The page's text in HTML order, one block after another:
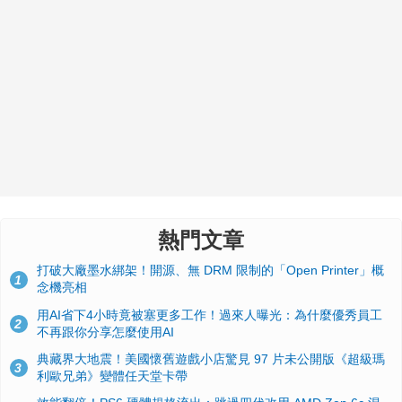
熱門文章
1
打破大廠墨水綁架！開源、無 DRM 限制的「Open Printer」概
念機亮相
2
用AI省下4小時竟被塞更多工作！過來人曝光：為什麼優秀員工
不再跟你分享怎麼使用AI
3
典藏界大地震！美國懷舊遊戲小店驚見 97 片未公開版《超級瑪
利歐兄弟》變體任天堂卡帶